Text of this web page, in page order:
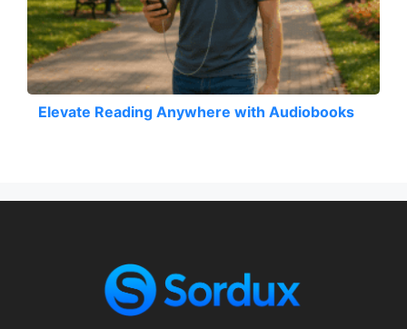
Elevate Reading Anywhere with Audiobooks